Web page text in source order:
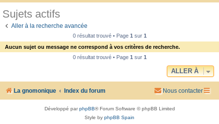
h
Sujets actifs
Aller à la recherche avancée
0 résultat trouvé • Page 1sur 1
Aucun sujet ou message ne correspond à vos critères de recherche.
0 résultat trouvé • Page 1sur 1
ALLER À
La gnomonique Index du forum Nous contacter
Développé parphpBB® Forum Software © phpBB Limited
Style by phpBB Spain